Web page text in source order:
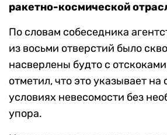
ракетно-космической
По словам собеседника
из восьми отверстий было
насверлены будто с
отметил, что это указывает на
условиях невесомости без
упора.